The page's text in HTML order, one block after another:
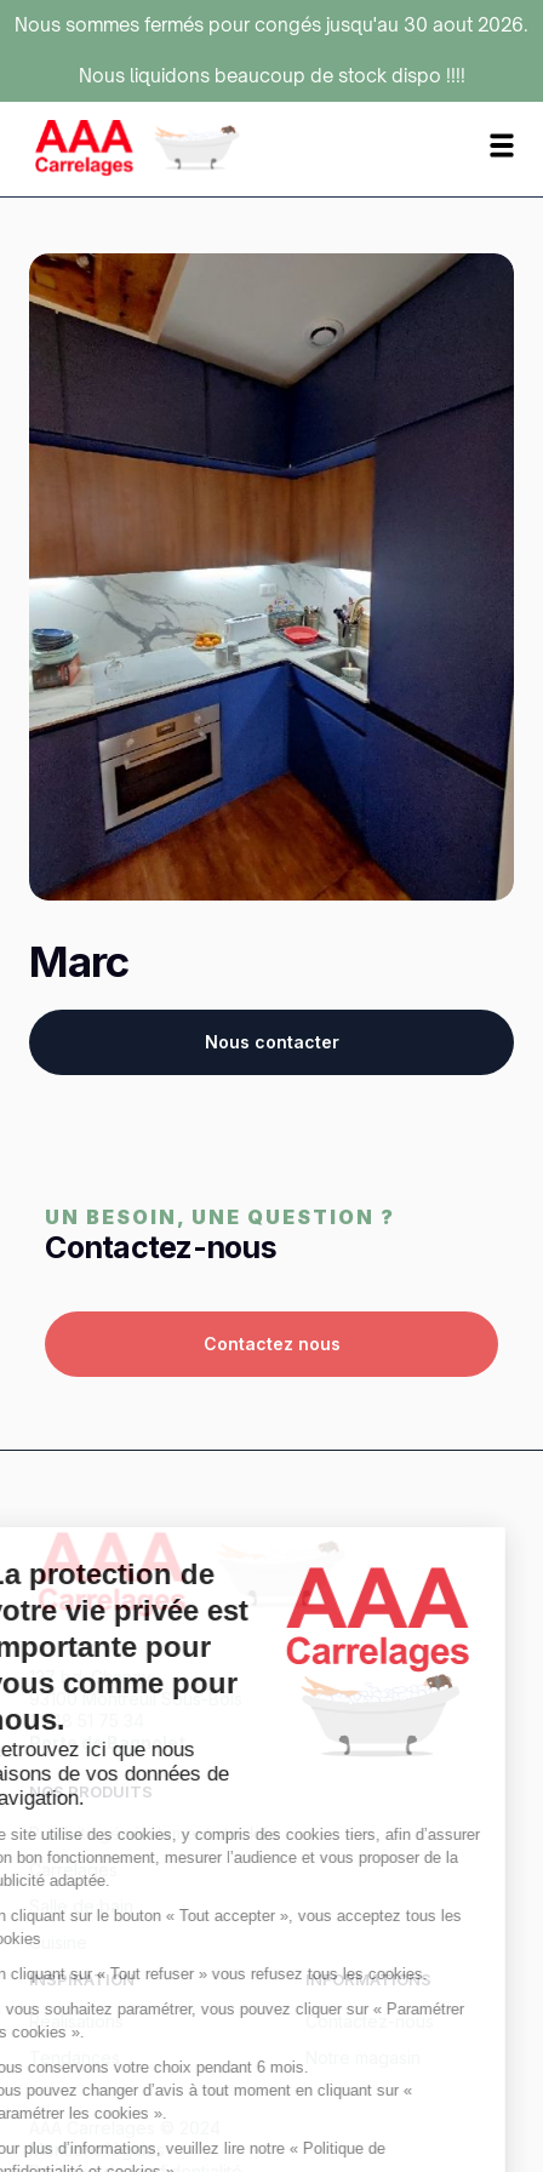
Nous sommes fermés pour congés jusqu'au 30 aout 2026.
Nous liquidons beaucoup de stock dispo !!!!
Marc
Nous contacter
UN BESOIN, UNE QUESTION ?
Contactez-nous
Contactez nous
137 bd. Chanzy
93100 Montreuil Sous-Bois
01 48 51 75 34
Porte de Bagnolet
NOS PRODUITS
Produits généralement stockés
Carrelages
Salle de bain
Cuisine
INSPIRATION
Réalisations
INFORMATIONS
Contactez-nous
Mentions légales
La protection de
votre vie privée est
importante pour
vous comme pour
nous.
Retrouvez ici que nous
faisons de vos données de
navigation.
Ce site utilise des cookies, y compris des cookies tiers, afin d’assurer
son bon fonctionnement, mesurer l’audience et vous proposer de la
publicité adaptée.
En cliquant sur le bouton « Tout accepter », vous acceptez tous les
cookies
En cliquant sur « Tout refuser » vous refusez tous les cookies.
Si vous souhaitez paramétrer, vous pouvez cliquer sur « Paramétrer
les cookies ».
Nous conservons votre choix pendant 6 mois.
Vous pouvez changer d’avis à tout moment en cliquant sur «
Paramétrer les cookies ».
Pour plus d’informations, veuillez lire notre « Politique de